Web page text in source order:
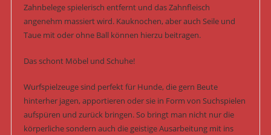
Zahnbelege spielerisch entfernt und das Zahnfleisch
angenehm massiert wird. Kauknochen, aber auch Seile und
Taue mit oder ohne Ball können hierzu beitragen.
Das schont Möbel und Schuhe!
Wurfspielzeuge sind perfekt für Hunde, die gern Beute
hinterher jagen, apportieren oder sie in Form von Suchspielen
aufspüren und zurück bringen. So bringt man nicht nur die
körperliche sondern auch die geistige Ausarbeitung mit ins